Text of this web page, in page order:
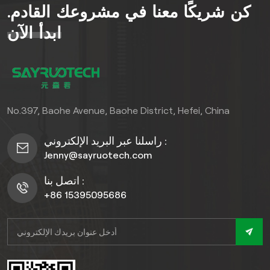
لتتناسب مع المناظر الطبيعية
المتطورة دون استبدال
المواد.المتقدم تقنية البثق
الخشب والبلاستيك (60% ألياف
خشبية، 30% بولي إيثيلين عالي
غلاف بوليمر 100%، مما يخلق
الأشعة فوق البنفسجية والتآكل
اليومي.
لظروف خارجية قاسية، وتتميز
بمقاومتها الممتازة للأشعة فوق
كن شريكًا معنا في مشروعك القادم.
ابدأ الآن
No.397, Baohe Avenue, Baohe District, Hefei, China
راسلنا عبر البريد الإلكتروني :
Jenny@sayruotech.com
اتصل بنا :
+86 15395095686